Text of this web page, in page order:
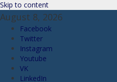
Skip to content
August 8, 2026
Facebook
Twitter
Instagram
Youtube
VK
LinkedIn